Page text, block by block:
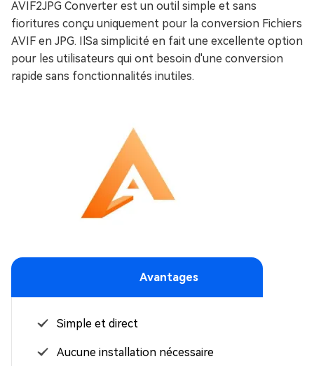
AVIF2JPG Converter est un outil simple et sans
fioritures conçu uniquement pour la conversion Fichiers
AVIF en JPG. IlSa simplicité en fait une excellente option
pour les utilisateurs qui ont besoin d'une conversion
rapide sans fonctionnalités inutiles.
Avantages
Simple et direct
Aucune installation nécessaire